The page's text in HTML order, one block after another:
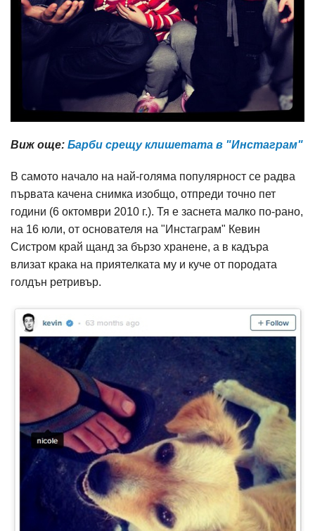
Виж още: Барби срещу клишетата в "Инстаграм"
В самото начало на най-голяма популярност се радва
първата качена снимка изобщо, отпреди точно пет
години (6 октомври 2010 г.). Тя е заснета малко по-рано,
на 16 юли, от основателя на "Инстаграм" Кевин
Систром край щанд за бързо хранене, а в кадъра
влизат крака на приятелката му и куче от породата
голдън ретривър.